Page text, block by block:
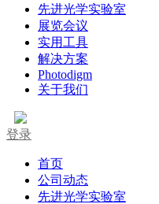
先进光学实验室
展览会议
实用工具
解决方案
Photodigm
关于我们
登录
首页
公司动态
先进光学实验室